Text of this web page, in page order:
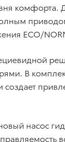
комфорта.
ECO/
В
насос